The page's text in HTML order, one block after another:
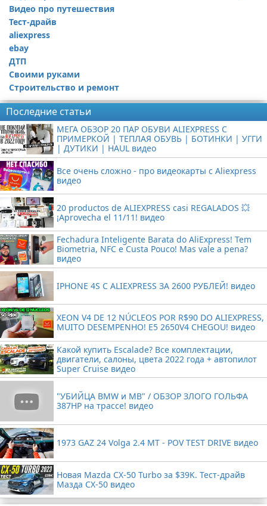
Ремонт автомобиля
Видео про путешествия
Тест-драйв
aliexpress
ebay
ДТП
Своими руками
Строительство и ремонт
Последние статьи
МЕГА ОБЗОР 20 ПАР ОБУВИ ALIEXPRESS С
ПРИМЕРКОЙ | ТЕПЛАЯ ОБУВЬ | БОТИНКИ | УГГИ
| ДУТИКИ | HAUL видео
Все очень сложно - про видеокарты с Aliexpress
видео
20 productos de ALIEXPRESS casi REGALADOS 💥
¡Aprovecha el 11/11! видео
Fechadura Inteligente Barata do AliExpress! Tem
Biometria, NFC e Custa Pouco! Mas vale a pena?
видео
IPHONE 4S С ALIEXPRESS ЗА 2600 РУБЛЕЙ! видео
XEON V4 DE 12 NÚCLEOS POR R$90 DO ALIEXPRESS,
MUITO DESEMPENHO! E5 2650V4 CHEGOU! видео
Какой купить Escalade? Все комплектации,
двигатели, салоны, цвета 2022 года + автопилот
Super Cruise видео
"УБИЙЦА BMW и MB" / ОБЗОР ЗЛОГО ГОЛЬФА
387HP на трассе! видео
1973 GAZ 24 Volga 2.4 MT - POV TEST DRIVE видео
Новая Mazda CX-50 Turbo за $39K. Тест-драйв
Мазда CX-50 видео